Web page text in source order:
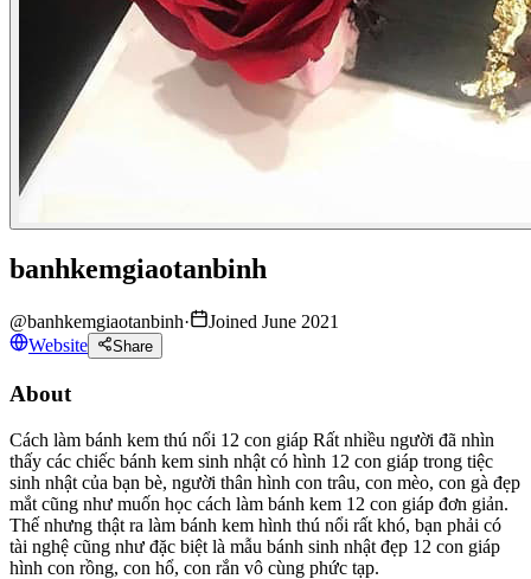
banhkemgiaotanbinh
@banhkemgiaotanbinh·
Joined June 2021
Website
Share
About
Cách làm bánh kem thú nổi 12 con giáp Rất nhiều người đã nhìn
thấy các chiếc bánh kem sinh nhật có hình 12 con giáp trong tiệc
sinh nhật của bạn bè, người thân hình con trâu, con mèo, con gà đẹp
mắt cũng như muốn học cách làm bánh kem 12 con giáp đơn giản.
Thế nhưng thật ra làm bánh kem hình thú nổi rất khó, bạn phải có
tài nghệ cũng như đặc biệt là mẫu bánh sinh nhật đẹp 12 con giáp
hình con rồng, con hổ, con rắn vô cùng phức tạp.